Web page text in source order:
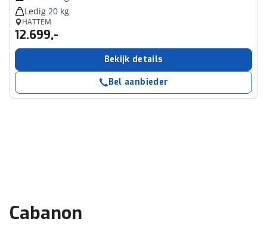
Ledig 20 kg
HATTEM
12.699,-
Bekijk details
Bel aanbieder
Cabanon